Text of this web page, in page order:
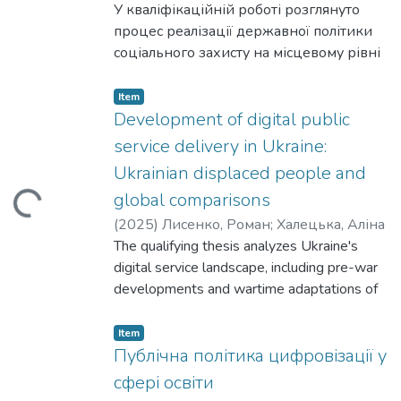
просування цінностей держави та
забезпечення глобальної підтримки.
Аліна
У кваліфікаційній роботі розглянуто
процес реалізації державної політики
соціального захисту на місцевому рівні
видів, як: допомога по безробіттю,
пенсійне забезпечення та доступ до
безкоштовної охорони здоров’я.
Вивчено досвід впровадження та
проаналізовано правові засади
розвитку політики соціального захисту
в Україні, Канаді та її окремо виділених
провінцій. Досліджено динаміку
розвитку політики соціального захисту
в контексті постійних соціальних змін
Обґрунтовано напрями подальшого
розвитку політики соціального захисту
на місцевому рівні.
Item
Development of digital public
service delivery in Ukraine:
Ukrainian displaced people and
global comparisons
(2025) Лисенко, Роман; Халецька, Аліна
The qualifying thesis analyzes Ukraine's
digital service landscape, including pre-war
developments and wartime adaptations of
needs and service access barriers faced by
Ukrainian displaced people. The study
critically evaluates how digital initiatives
have met the needs of the displaced,
Item
Публічна політика цифровізації у
сфері освіти